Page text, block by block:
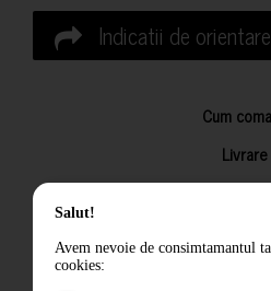
Indicatii de orientare
Cum
Livrare
Returnarea
Salut!
Avem nevoie de consimtamantul
cookies: